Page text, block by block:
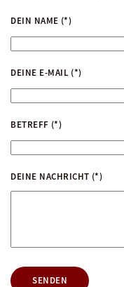
DEIN NAME (*)
DEINE E-MAIL (*)
BETREFF (*)
DEINE NACHRICHT (*)
SENDEN